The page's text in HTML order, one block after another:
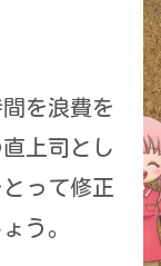
を浪費を
上司とし
って修正
う。